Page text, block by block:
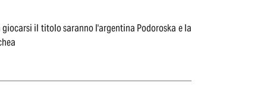
il titolo saranno l'argentina Podoroska e la